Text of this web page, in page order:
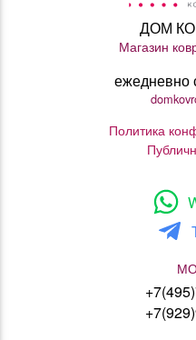
ДОМ
Магазин
ежедневно
Политика